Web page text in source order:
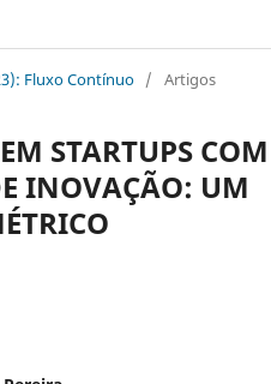
Fluxo Contínuo / Artigos
STARTUPS COM
INOVAÇÃO: UM